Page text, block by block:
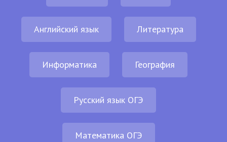
Английский язык Литература
Информатика География
Русский язык ОГЭ
Математика ОГЭ